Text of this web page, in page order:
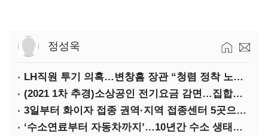
정성욱
LH직원 투기 의혹…변창흠 장관 “청렴 정착 노력해야”
(2021 1차 추경)소상공인 전기요금 감면…집합금지·제한 115만호 대상
3일부터 화이자 접종 권역·지역 접종센터 5곳으로 확대
‘수소연료부터 자동차까지’…10년간 수소 생태계 구축 42조 투자